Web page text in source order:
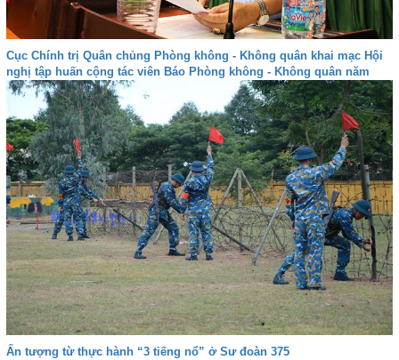
Cục Chính trị Quân chủng Phòng không - Không quân khai mạc Hội
nghị tập huấn cộng tác viên Báo Phòng không - Không quân năm
2026
Ấn tượng từ thực hành “3 tiếng nổ” ở Sư đoàn 375